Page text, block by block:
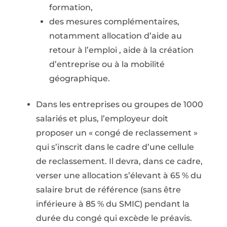
formation,
des mesures complémentaires,
notamment allocation d’aide au
retour à l’emploi , aide à la création
d’entreprise ou à la mobilité
géographique.
Dans les entreprises ou groupes de 1000
salariés et plus, l’employeur doit
proposer un « congé de reclassement »
qui s’inscrit dans le cadre d’une cellule
de reclassement. Il devra, dans ce cadre,
verser une allocation s’élevant à 65 % du
salaire brut de référence (sans être
inférieure à 85 % du SMIC) pendant la
durée du congé qui excède le préavis.